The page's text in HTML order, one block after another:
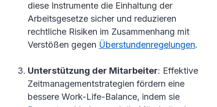
diese Instrumente die Einhaltung der
Arbeitsgesetze sicher und reduzieren
rechtliche Risiken im Zusammenhang mit
Verstößen gegen Überstundenregelungen.
Unterstützung der Mitarbeiter: Effektive
Zeitmanagementstrategien fördern eine
bessere Work-Life-Balance, indem sie